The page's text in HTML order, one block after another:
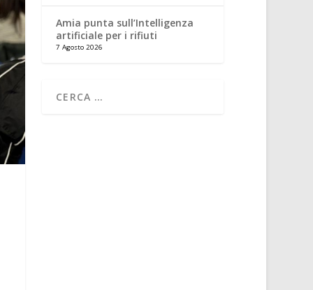
Amia punta sull’Intelligenza
artificiale per i rifiuti
7 Agosto 2026